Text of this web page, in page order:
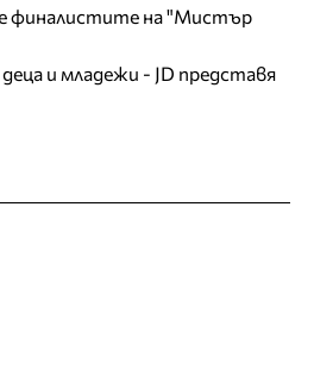
финалистите на "Мистър
и младежи - JD представя